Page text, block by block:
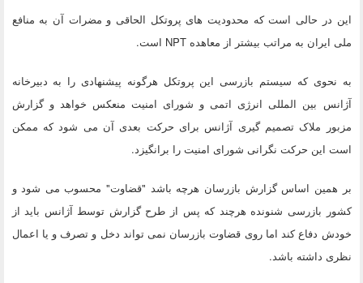
این در حالی است که محدودیت های پروتکل الحاقی و مضرات آن به منافع
ملی ایران به مراتب بیشتر از معاهده NPT است.
به نحوی که سیستم بازرسی این پروتکل هرگونه پیشنهادی را به دبیرخانه
آژانس بین المللی انرژی اتمی و شورای امنیت منعکس خواهد و گزارش
مزبور ملاک تصمیم گیری آژانس برای حرکت بعدی آن می شود که ممکن
است این حرکت نگرانی شورای امنیت را برانگیزد.
بر همین اساس گزارش بازرسان هرچه باشد "قضاوت" محسوب می شود و
کشور بازرسی شنونده هرچند که پس از طرح گزارش توسط آژانس باید از
خودش دفاع کند اما روی قضاوت بازرسان نمی تواند دخل و تصرف و یا اعمال
نظری داشته باشد.